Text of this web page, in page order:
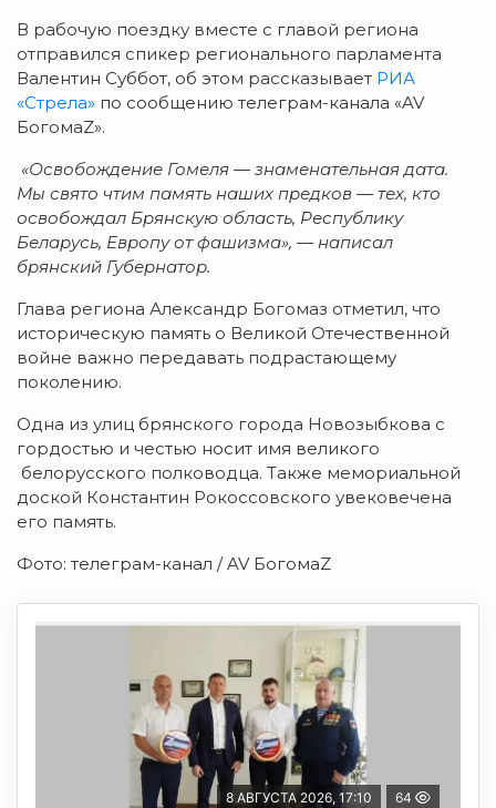
В рабочую поездку вместе с главой региона
отправился спикер регионального парламента
Валентин Суббот, об этом рассказывает РИА
«Стрела» по сообщению телеграм-канала «AV
БогомаZ».
«Освобождение Гомеля — знаменательная дата.
Мы свято чтим память наших предков — тех, кто
освобождал Брянскую область, Республику
Беларусь, Европу от фашизма», — написал
брянский Губернатор.
Глава региона Александр Богомаз отметил, что
историческую память о Великой Отечественной
войне важно передавать подрастающему
поколению.
Одна из улиц брянского города Новозыбкова с
гордостью и честью носит имя великого
белорусского полководца. Также мемориальной
доской Константин Рокоссовского увековечена
его память.
Фото: телеграм-канал / AV БогомаZ
8 АВГУСТА 2026, 17:10 64